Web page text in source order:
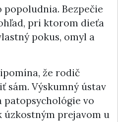
Bezpečie
pri ktorom dieťa
pokus, omyl a
že rodič
sám. Výskumný ústav
patopsychológie vo
prejavom u